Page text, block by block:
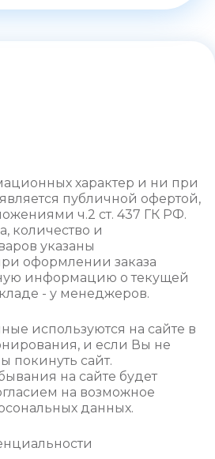
характер и ни при
публичной офертой,
ч.2 ст. 437 ГК РФ.
количество и
указаны
оформлении заказа
информацию о текущей
- у менеджеров.
используются на сайте в
и если Вы не
покинуть сайт.
на сайте будет
на возможное
данных.